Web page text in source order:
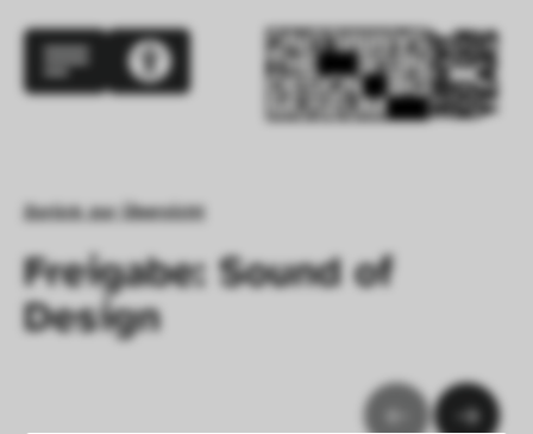
Zurück zur Übersicht
Freigabe: Sound of
Design